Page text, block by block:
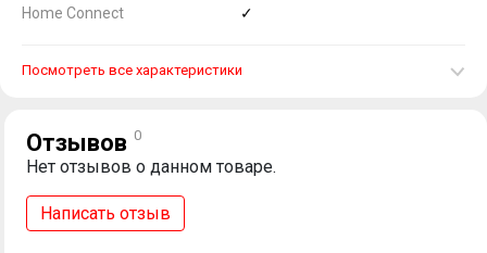
Home Connect ✓
Посмотреть все характеристики
Отзывов 0
Нет отзывов о данном товаре.
Написать отзыв